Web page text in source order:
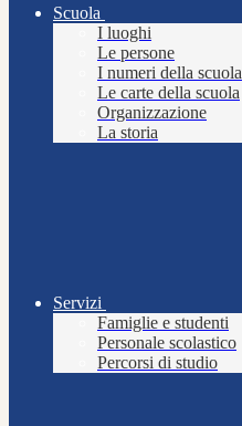
Scuola
I luoghi
Le persone
I numeri della scuola
Le carte della scuola
Organizzazione
La storia
Servizi
Famiglie e studenti
Personale scolastico
Percorsi di studio